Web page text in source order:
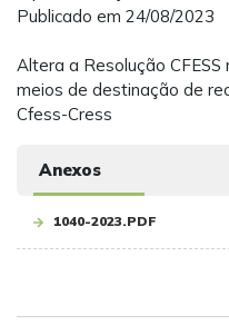
Publicado em 24/08/2023
Altera a Resolução
meios de destinação de
Cfess-Cress
Anexos
1040-2023.PDF